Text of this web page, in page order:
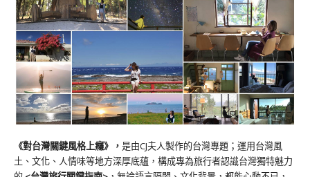
《對台灣關鍵風格上癮》 ， 是由CJ夫人製作的台灣專題；運用台灣風
土、文化、人情味等地方深厚底蘊，構成專為旅行者認識台灣獨特魅力